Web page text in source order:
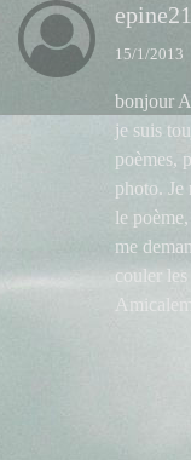
15/1/2013
bonjour
je suis
poèmes,
photo. Je
le
me
couler